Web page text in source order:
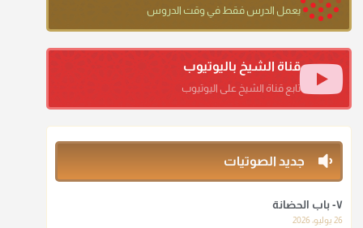
أ.د. صالح الشمراني
أ.د. صالح الشمراني
ومن المعاصرين أنكره الشيخ بكر أبو زيد وابن عثيمين، وحسبك
بقول الإمام مالك رحمه الله :"ما سمعتُ أنه يدعو عند ختم
منذ 3 شهر
يعمل الدرس فقط في وقت الدروس
قناة الشيخ باليوتيوب
تابع قناة الشيخ على اليوتيوب
جديد الصوتيات
٧- باب الحضانة
26 يوليو، 2026